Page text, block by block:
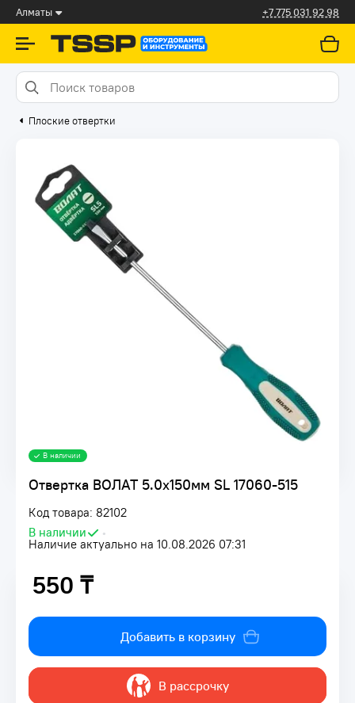
Алматы +7 775 031 92 98
Плоские отвертки
Отвертка ВОЛАТ 5.0х150мм SL 17060-515
Код товара: 82102
В наличии
•
Наличие актуально на 10.08.2026 07:31
В наличии
550 ₸
550 ₸
Добавить в корзину
В рассрочку